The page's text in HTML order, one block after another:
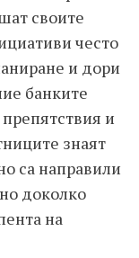
своите
често
и дори
банките
и
знаят
са направили
доколко
на